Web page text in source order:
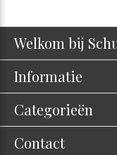
Welkom bij
Informatie
Categorieën
Contact